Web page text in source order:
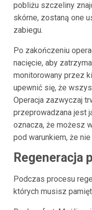
pobliżu szczeliny
skórne, zostaną one
zabiegu.
Po zakończeniu
nacięcie, aby
monitorowany przez
upewnić się, że
Operacja zazwyczaj
przeprowadzana jest
oznacza, że możesz
pod warunkiem, że
Regeneracja
Podczas procesu
których musisz